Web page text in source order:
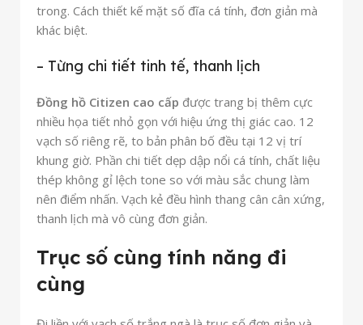
trong. Cách thiết kế mặt số đĩa cá tính, đơn giản mà
khác biệt.
– Từng chi tiết tinh tế, thanh lịch
Đồng hồ Citizen cao cấp được trang bị thêm cực
nhiều họa tiết nhỏ gọn với hiệu ứng thị giác cao. 12
vạch số riêng rẽ, to bản phân bố đều tại 12 vị trí
khung giờ. Phần chi tiết dẹp dập nổi cá tính, chất liệu
thép không gỉ lệch tone so với màu sắc chung làm
nên điểm nhấn. Vạch kẻ đều hình thang cân cân xứng,
thanh lịch mà vô cùng đơn giản.
Trục số cùng tính năng đi
cùng